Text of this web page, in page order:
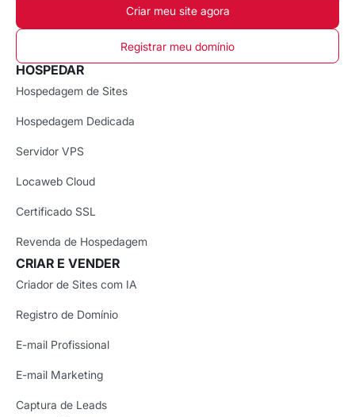
Criar meu site agora
Registrar meu domínio
HOSPEDAR
Hospedagem de Sites
Hospedagem Dedicada
Servidor VPS
Locaweb Cloud
Certificado SSL
Revenda de Hospedagem
CRIAR E VENDER
Criador de Sites com IA
Registro de Domínio
E-mail Profissional
E-mail Marketing
Captura de Leads